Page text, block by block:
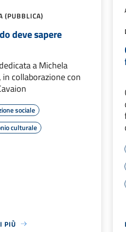
(PUBBLICA)
deve sapere
a Michela
in collaborazione con
sociale
culturale
PIÙ